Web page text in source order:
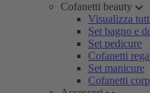
Cofanetti beauty
Visualizza
Set bagno e
Set pedicure
Cofanetti
Set manicure
Cofanetti